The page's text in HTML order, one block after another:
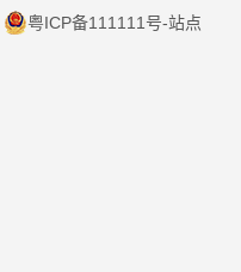
粤ICP备111111号-站点